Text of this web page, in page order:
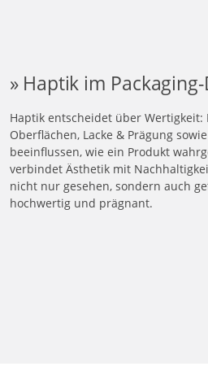
Haptik im
Haptik entscheidet über
Oberflächen, Lacke & Prägung
beeinflussen, wie ein Produkt
verbindet Ästhetik mit
nicht nur gesehen, sondern auch
hochwertig und prägnant.